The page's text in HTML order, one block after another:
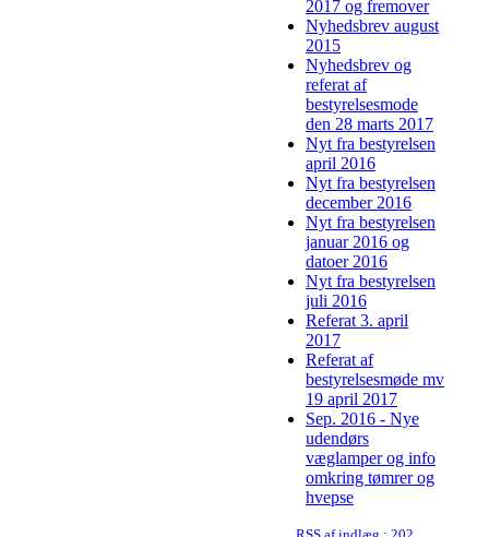
2017 og fremover
Nyhedsbrev august
2015
Nyhedsbrev og
referat af
bestyrelsesmode
den 28 marts 2017
Nyt fra bestyrelsen
april 2016
Nyt fra bestyrelsen
december 2016
Nyt fra bestyrelsen
januar 2016 og
datoer 2016
Nyt fra bestyrelsen
juli 2016
Referat 3. april
2017
Referat af
bestyrelsesmøde mv
19 april 2017
Sep. 2016 - Nye
udendørs
væglamper og info
omkring tømrer og
hvepse